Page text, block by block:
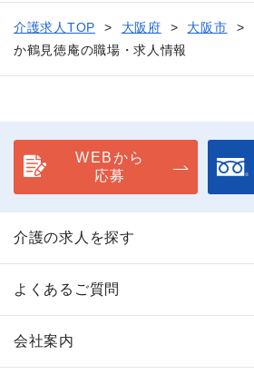
介護求人TOP 大阪府 大阪市
か鶴見徳庵の職場・求人情報
WEBから
応募
介護の求人を探す
よくあるご質問
会社案内